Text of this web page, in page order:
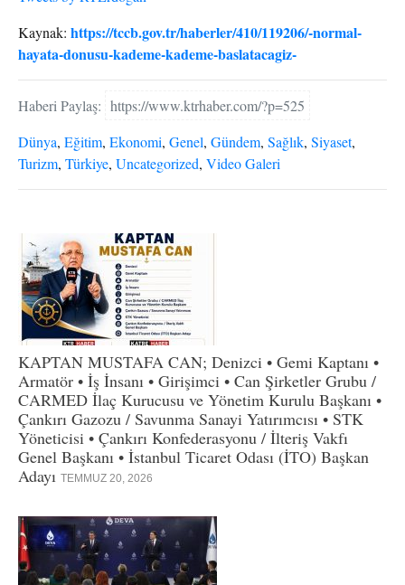
Kaynak: https://tccb.gov.tr/haberler/410/119206/-normal-
hayata-donusu-kademe-kademe-baslatacagiz-
Haberi Paylaş: https://www.ktrhaber.com/?p=525
Dünya, Eğitim, Ekonomi, Genel, Gündem, Sağlık, Siyaset,
Turizm, Türkiye, Uncategorized, Video Galeri
KAPTAN MUSTAFA CAN; Denizci • Gemi Kaptanı •
Armatör • İş İnsanı • Girişimci • Can Şirketler Grubu /
CARMED İlaç Kurucusu ve Yönetim Kurulu Başkanı •
Çankırı Gazozu / Savunma Sanayi Yatırımcısı • STK
Yöneticisi • Çankırı Konfederasyonu / İlteriş Vakfı
Genel Başkanı • İstanbul Ticaret Odası (İTO) Başkan
Adayı TEMMUZ 20, 2026